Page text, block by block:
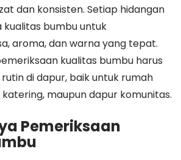
dan konsisten. Setiap hidangan
bumbu untuk
aroma, dan warna yang tepat.
kualitas bumbu harus
di dapur, baik untuk rumah
maupun dapur komunitas.
Pemeriksaan